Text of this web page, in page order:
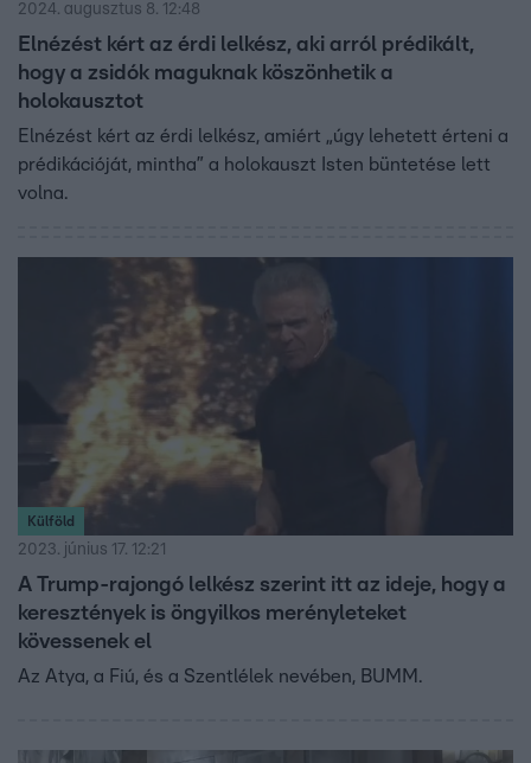
2024. augusztus 8. 12:48
Elnézést kért az érdi lelkész, aki arról prédikált,
hogy a zsidók maguknak köszönhetik a
holokausztot
Elnézést kért az érdi lelkész, amiért „úgy lehetett érteni a
prédikációját, mintha” a holokauszt Isten büntetése lett
volna.
Külföld
2023. június 17. 12:21
A Trump-rajongó lelkész szerint itt az ideje, hogy a
keresztények is öngyilkos merényleteket
kövessenek el
Az Atya, a Fiú, és a Szentlélek nevében, BUMM.